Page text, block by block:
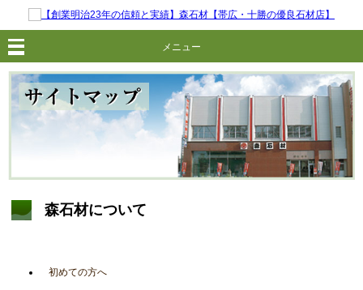
メニュー
森石材について
初めての方へ